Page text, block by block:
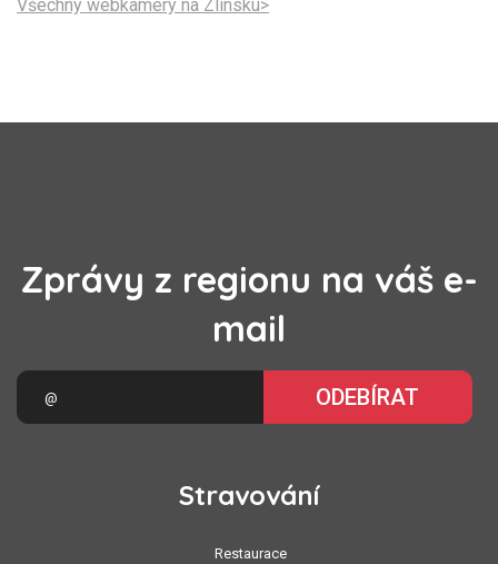
Všechny webkamery na Zlínsku>
Zprávy z regionu na váš e-
mail
ODEBÍRAT
Stravování
Restaurace